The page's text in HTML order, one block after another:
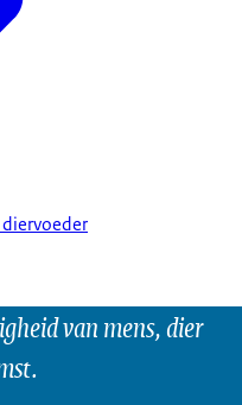
van mens, dier